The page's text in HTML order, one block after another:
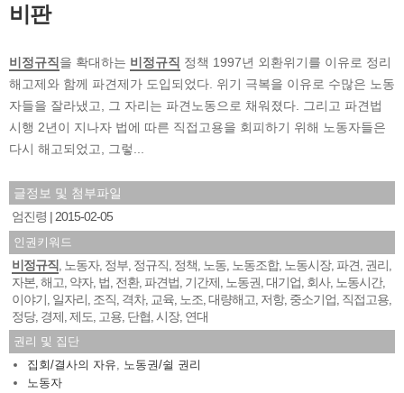
비판
비정규직을 확대하는 비정규직 정책 1997년 외환위기를 이유로 정리
해고제와 함께 파견제가 도입되었다. 위기 극복을 이유로 수많은 노동
자들을 잘라냈고, 그 자리는 파견노동으로 채워졌다. 그리고 파견법
시행 2년이 지나자 법에 따른 직접고용을 회피하기 위해 노동자들은
다시 해고되었고, 그렇...
글정보 및 첨부파일
엄진령
2015-02-05
인권키워드
비정규직 노동자, 정부 정규직 정책 노동 노동조합, 노동시장, 파견 권리
자본 해고 약자, 법 전환, 파견법 기간제 노동권 대기업 회사, 노동시간,
이야기 일자리 조직 격차, 교육 노조 대량해고 저항, 중소기업 직접고용
정당, 경제 제도 고용 단협 시장, 연대
권리 및 집단
집회/결사의 자유
노동권/쉴 권리
노동자